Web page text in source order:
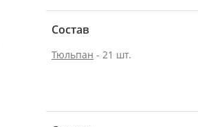
Состав
Тюльпан - 21 шт.